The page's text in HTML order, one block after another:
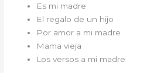
Es mi madre
El regalo de un hijo
Por amor a mi madre
Mama vieja
Los versos a mi madre